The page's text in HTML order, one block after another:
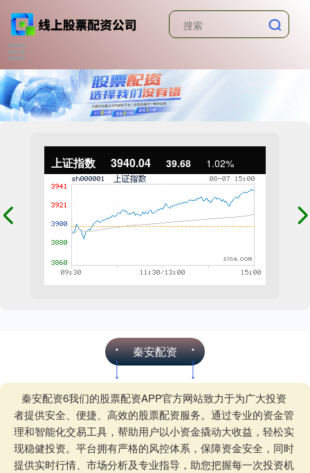
上证指数 3940.04 39.68 1.02%
秦安配资
秦安配资6我们的股票配资APP官方网站致力于为广大投资
者提供安全、便捷、高效的股票配资服务。通过专业的资金管
理和智能化交易工具，帮助用户以小资金撬动大收益，轻松实
现稳健投资。平台拥有严格的风控体系，保障资金安全，同时
提供实时行情、市场分析及专业指导，助您把握每一次投资机